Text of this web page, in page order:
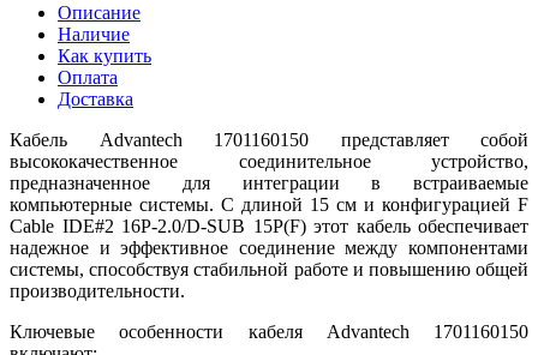
Описание
Наличие
Как купить
Оплата
Доставка
Кабель Advantech 1701160150 представляет собой
высококачественное соединительное устройство,
предназначенное для интеграции в встраиваемые
компьютерные системы. С длиной 15 см и конфигурацией F
Cable IDE#2 16P-2.0/D-SUB 15P(F) этот кабель обеспечивает
надежное и эффективное соединение между компонентами
системы, способствуя стабильной работе и повышению общей
производительности.
Ключевые особенности кабеля Advantech 1701160150